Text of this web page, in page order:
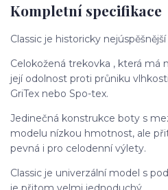
Kompletní specifikace
Classic je historicky
Celokožená trekovka , která má
její odolnost proti průniku
GriTex nebo Spo-tex.
Jedinečná konstrukce boty s
modelu nízkou hmotnost, ale
pevná i pro celodenní výlety.
Classic je univerzální model s